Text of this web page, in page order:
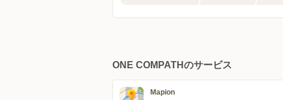
ONE COMPATHのサービス
Mapion